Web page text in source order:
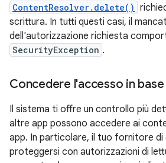
ContentResolver.delete()
scrittura. In tutti questi casi, il
dell'autorizzazione richiesta
SecurityException .
Concedere l'accesso in base
Il sistema ti offre un controllo più
altre app possono accedere ai
app. In particolare, il tuo fornitore di
proteggersi con autorizzazioni di